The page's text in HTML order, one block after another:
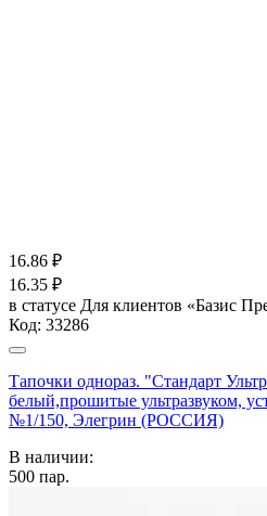
16.86 ₽
16.35 ₽
в статусе Для клиентов «Базис
Код: 33286
Тапочки однораз. "Стандарт
белый,прошитые ультразвуком,
№1/150, Элегрин (РОССИЯ)
В наличии:
500 пар.